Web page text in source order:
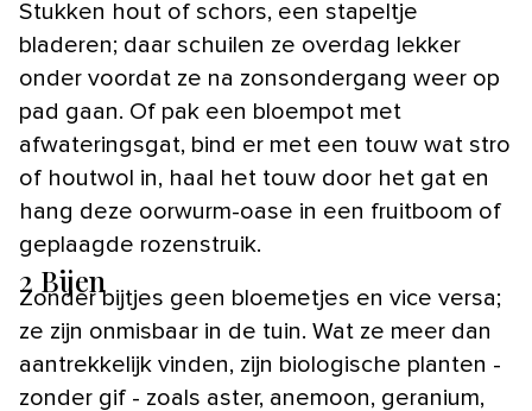
Stukken hout of schors, een stapeltje
bladeren; daar schuilen ze overdag lekker
onder voordat ze na zonsondergang weer op
pad gaan. Of pak een bloempot met
afwateringsgat, bind er met een touw wat stro
of houtwol in, haal het touw door het gat en
hang deze oorwurm-oase in een fruitboom of
geplaagde rozenstruik.
2 Bijen
Zonder bijtjes geen bloemetjes en vice versa;
ze zijn onmisbaar in de tuin. Wat ze meer dan
aantrekkelijk vinden, zijn biologische planten -
zonder gif - zoals aster, anemoon, geranium,